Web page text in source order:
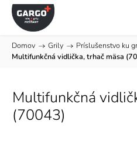
Domov / Grily / Príslušenstvo ku
Multifunkčná vidlička, trhač mäsa
Multifunkčná
(70043)